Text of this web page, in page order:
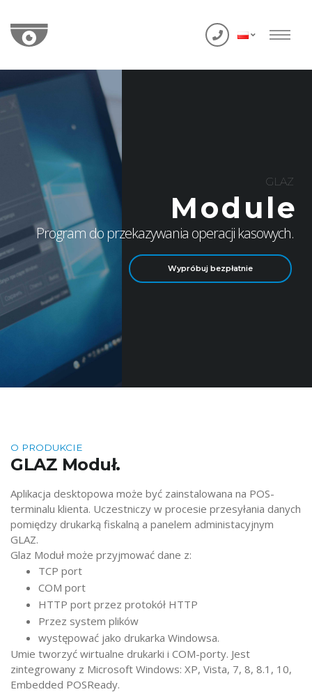
GLAZ
Module
Program do przekazywania operacji kasowych.
Wypróbuj bezpłatnie
O PRODUKCIE
GLAZ Moduł.
Aplikacja desktopowa może być zainstalowana na POS-
terminalu klienta. Uczestniczy w procesie przesyłania danych
pomiędzy drukarką fiskalną a panelem administacyjnym
GLAZ.
Glaz Moduł może przyjmować dane z:
TCP port
COM port
HTTP port przez protokół HTTP
Przez system plików
występować jako drukarka Windowsa.
Umie tworzyć wirtualne drukarki i COM-porty. Jest
zintegrowany z Microsoft Windows: XP, Vista, 7, 8, 8.1, 10,
Embedded POSReady.